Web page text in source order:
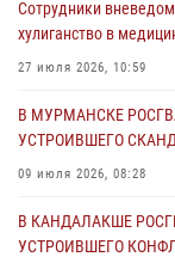
29 июля 2026, 07:23
Сотрудники
27 июля 2026, 10:59
В МУРМАНСКЕ
ГИПЕРМАРКЕТА
24 июля 2026, 09:21
Сотрудники
хулиганство в
27 июля 2026, 10:59
В МУРМАНСКЕ
УСТРОИВШЕГО
09 июля 2026, 08:28
В КАНДАЛАКШЕ
УСТРОИВШЕГО